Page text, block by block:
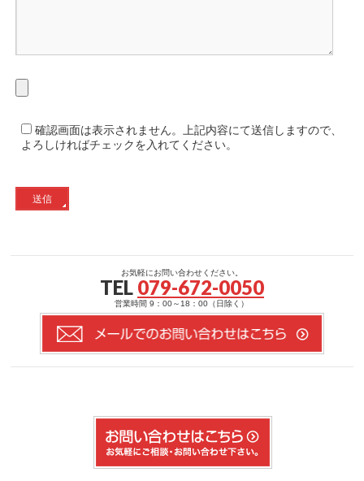
確認画面は表示されません。上記内容にて送信しますので、
よろしければチェックを入れてください。
お気軽にお問い合わせください。
TEL 079-672-0050
営業時間 9：00～18：00（日除く）